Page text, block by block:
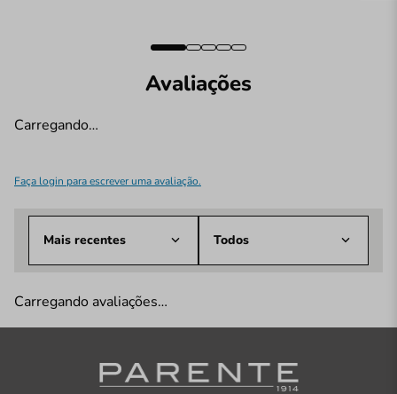
Avaliações
Carregando…
Faça login para escrever uma avaliação.
Mais recentes Todos
Carregando avaliações…